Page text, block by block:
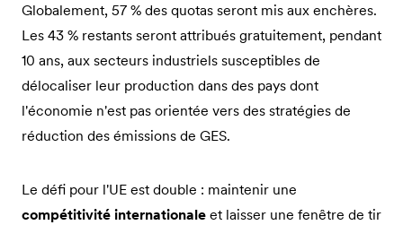
Globalement, 57 % des quotas seront mis aux enchères.
Les 43 % restants seront attribués gratuitement, pendant
10 ans, aux secteurs industriels susceptibles de
délocaliser leur production dans des pays dont
l'économie n'est pas orientée vers des stratégies de
réduction des émissions de GES.
Le défi pour l'UE est double : maintenir une
compétitivité internationale et laisser une fenêtre de tir